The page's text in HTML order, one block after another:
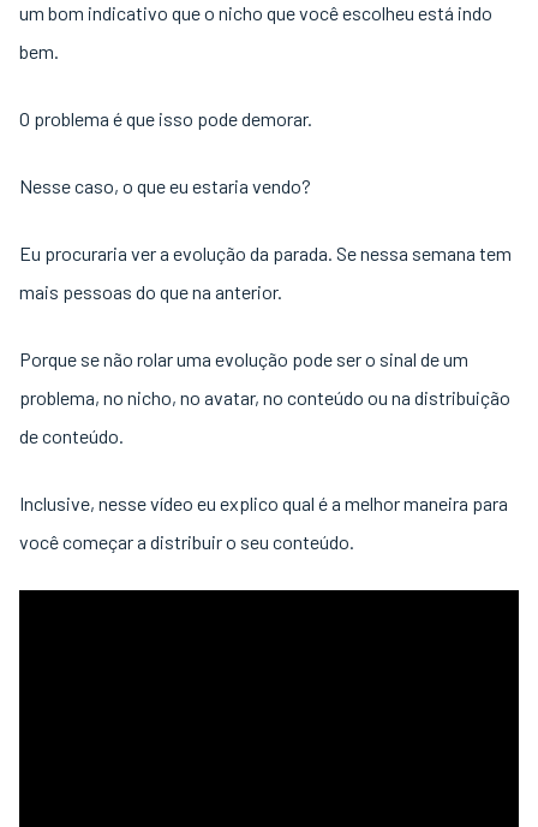
um bom indicativo que o nicho que você escolheu está indo
bem.
O problema é que isso pode demorar.
Nesse caso, o que eu estaria vendo?
Eu procuraria ver a evolução da parada. Se nessa semana tem
mais pessoas do que na anterior.
Porque se não rolar uma evolução pode ser o sinal de um
problema, no nicho, no avatar, no conteúdo ou na distribuição
de conteúdo.
Inclusive, nesse vídeo eu explico qual é a melhor maneira para
você começar a distribuir o seu conteúdo.